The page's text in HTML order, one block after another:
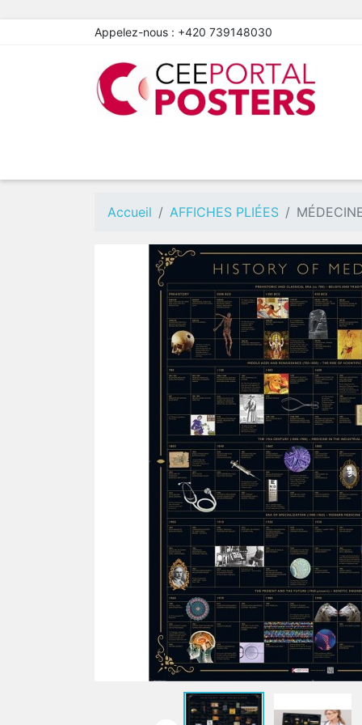
Appelez-nous : +420 739148030
Accueil AFFICHES PLIÉES